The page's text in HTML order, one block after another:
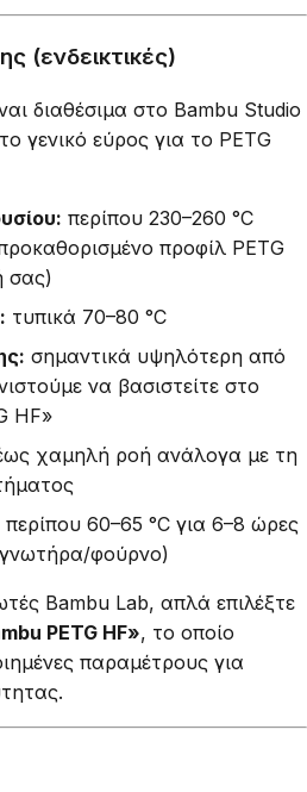
(ενδεικτικές)
διαθέσιμα στο Bambu Studio
γενικό εύρος για το PETG
περίπου 230–260 °C
προφίλ PETG
σας)
τυπικά 70–80 °C
σημαντικά υψηλότερη από
να βασιστείτε στο
HF»
χαμηλή ροή ανάλογα με τη
περίπου 60–65 °C για 6–8 ώρες
φούρνο)
Bambu Lab, απλά επιλέξτε
PETG HF», το οποίο
παραμέτρους για